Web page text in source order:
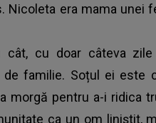
Nicoleta era mama unei
cu doar câteva
familie. Soțul ei este
morgă pentru a-i ridica
ca un om liniștit,